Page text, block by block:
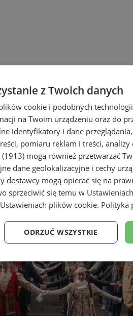
z Twoich danych
cookie i podobnych
na Twoim urządzeniu oraz do
identyfikatory i dane
pomiaru reklam i treści,
mogą również przetwarzać
dane geolokalizacyjne i cechy
dostawcy mogą opierać się na
sprzeciwić się temu w
Ustawieniach plików cookie. Polityka
ODRZUĆ WSZYSTKIE
Targetowanie